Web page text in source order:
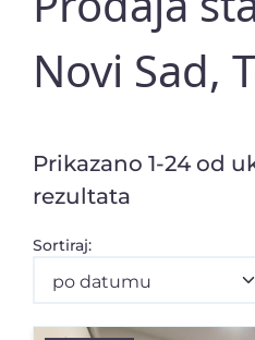
Novi Sad,
Prikazano 1-24 od
rezultata
Sortiraj:
po datumu